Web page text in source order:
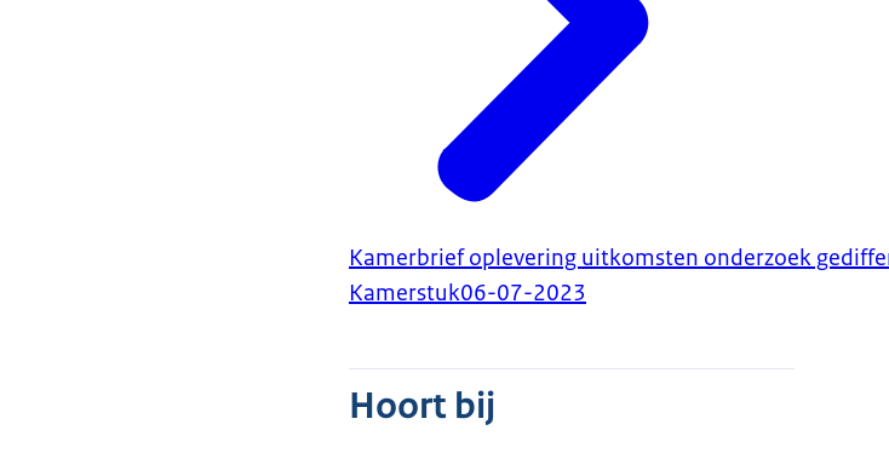
Kamerbrief oplevering uitkomsten onderzoek
Kamerstuk06-07-2023
Hoort bij